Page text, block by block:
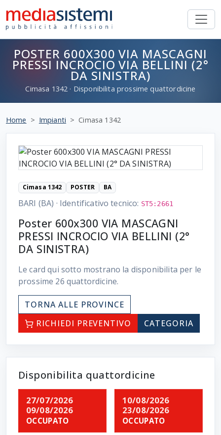
POSTER 600X300 VIA MASCAGNI
PRESSI INCROCIO VIA BELLINI (2°
DA SINISTRA)
Cimasa 1342 · Disponibilita prossime quattordicine
Home Impianti Cimasa 1342
Cimasa 1342 POSTER BA
BARI (BA) · Identificativo tecnico: ST5:2661
Poster 600x300 VIA MASCAGNI
PRESSI INCROCIO VIA BELLINI (2°
DA SINISTRA)
Le card qui sotto mostrano la disponibilita per le
prossime 26 quattordicine.
TORNA ALLE PROVINCE
RICHIEDI PREVENTIVO
CATEGORIA
Disponibilita quattordicine
27/07/2026
09/08/2026
OCCUPATO
10/08/2026
23/08/2026
OCCUPATO